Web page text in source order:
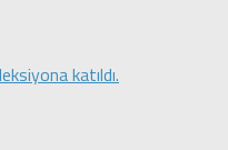
katıldı.